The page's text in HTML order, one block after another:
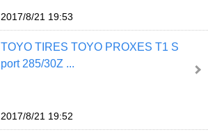
2017/8/21 19:53
TOYO TIRES TOYO PROXES T1 S
port 285/30Z ...
2017/8/21 19:52